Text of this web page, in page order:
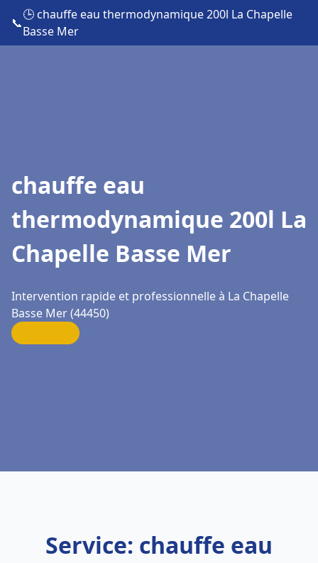
📞
🕒 chauffe eau thermodynamique 200l La Chapelle
Basse Mer
chauffe eau
thermodynamique 200l La
Chapelle Basse Mer
Intervention rapide et professionnelle à La Chapelle
Basse Mer (44450)
Service: chauffe eau